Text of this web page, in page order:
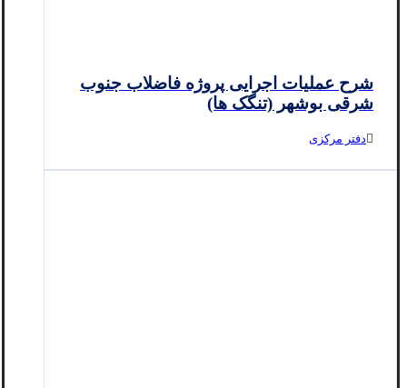
شرح عملیات اجرایی پروژه فاضلاب جنوب
شرقی بوشهر (تنگک ها)
دفتر مرکزی